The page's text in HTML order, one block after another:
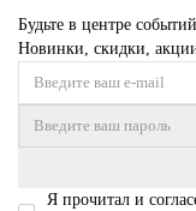
Будьте в центре
Новинки, скидки,
Я прочитал и